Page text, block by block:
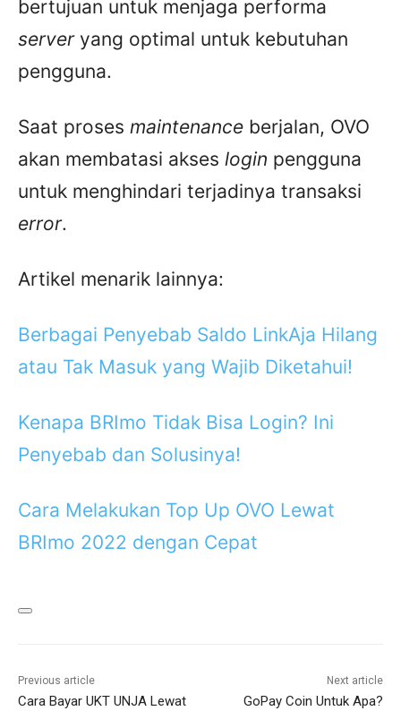
bertujuan untuk menjaga performa
server yang optimal untuk kebutuhan
pengguna.
Saat proses maintenance berjalan, OVO
akan membatasi akses login pengguna
untuk menghindari terjadinya transaksi
error.
Artikel menarik lainnya:
Berbagai Penyebab Saldo LinkAja Hilang
atau Tak Masuk yang Wajib Diketahui!
Kenapa BRImo Tidak Bisa Login? Ini
Penyebab dan Solusinya!
Cara Melakukan Top Up OVO Lewat
BRImo 2022 dengan Cepat
Previous article
Cara Bayar UKT UNJA Lewat
Next article
GoPay Coin Untuk Apa?